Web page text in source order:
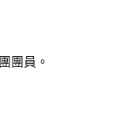
團員。